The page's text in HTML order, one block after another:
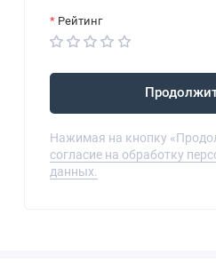
Рейтинг
Нажимая на кнопку
согласие на обработку
данных.